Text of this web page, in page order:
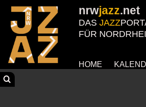
nrwjazz.net
DAS JAZZ
FÜR
HOME